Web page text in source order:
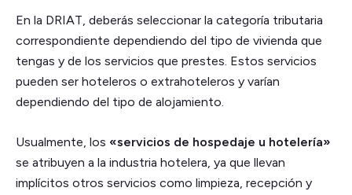
En la DRIAT, deberás seleccionar la categoría tributaria
correspondiente dependiendo del tipo de vivienda que
tengas y de los servicios que prestes. Estos servicios
pueden ser hoteleros o extrahoteleros y varían
dependiendo del tipo de alojamiento.
Usualmente, los «servicios de hospedaje u hotelería»
se atribuyen a la industria hotelera, ya que llevan
implícitos otros servicios como limpieza, recepción y